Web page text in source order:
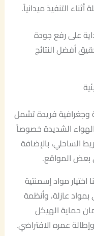
التنفيذ ميدانياً.
على رفع جودة
أفضل النتائج
وجغرافية فريدة تشمل
الشديدة خصوصاً
الساحلي، بالإضافة
بعض المواقع.
اختيار مواد إسمنتية
عازلة، وأنظمة
حماية الهيكل
عمره الافتراضي.